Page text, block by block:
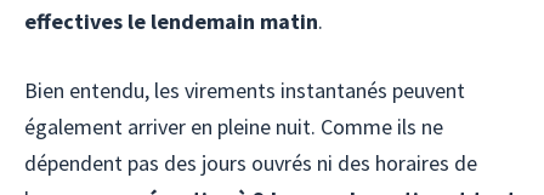
effectives le lendemain matin.
Bien entendu, les virements instantanés peuvent
également arriver en pleine nuit. Comme ils ne
dépendent pas des jours ouvrés ni des horaires de